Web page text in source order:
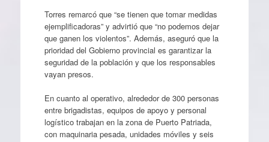
Torres remarcó que “se tienen que tomar medidas
ejemplificadoras” y advirtió que “no podemos dejar
que ganen los violentos”. Además, aseguró que la
prioridad del Gobierno provincial es garantizar la
seguridad de la población y que los responsables
vayan presos.
En cuanto al operativo, alrededor de 300 personas
entre brigadistas, equipos de apoyo y personal
logístico trabajan en la zona de Puerto Patriada,
con maquinaria pesada, unidades móviles y seis